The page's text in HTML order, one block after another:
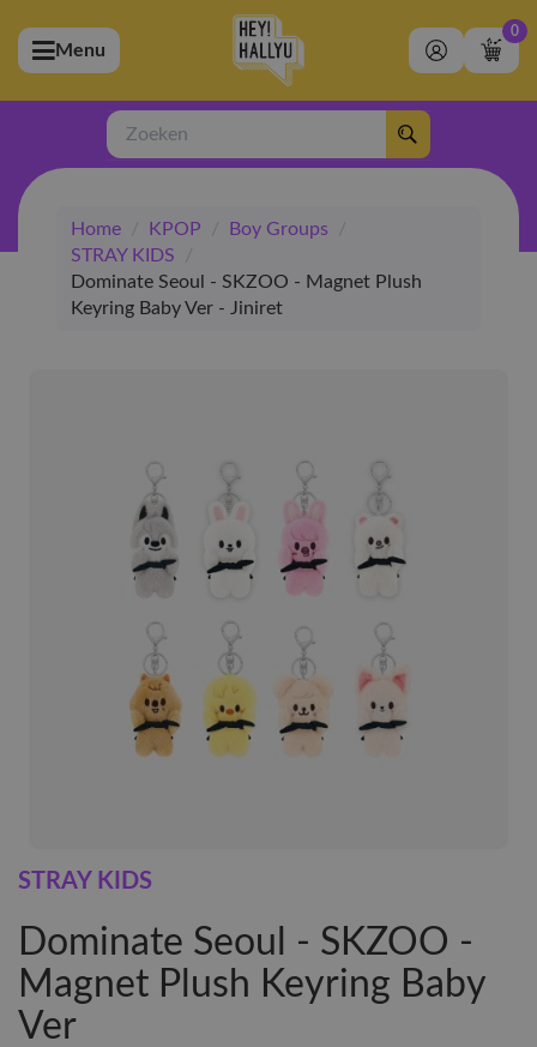
(Artiesten)
(Merchandise)
(Exclusive)
(Winkel)
Menu
0
Zoeken
Home / KPOP / Boy Groups
/
STRAY KIDS
/
Dominate Seoul - SKZOO - Magnet Plush
Keyring Baby Ver - Jiniret
STRAY KIDS
Dominate Seoul - SKZOO -
Magnet Plush Keyring Baby
Ver